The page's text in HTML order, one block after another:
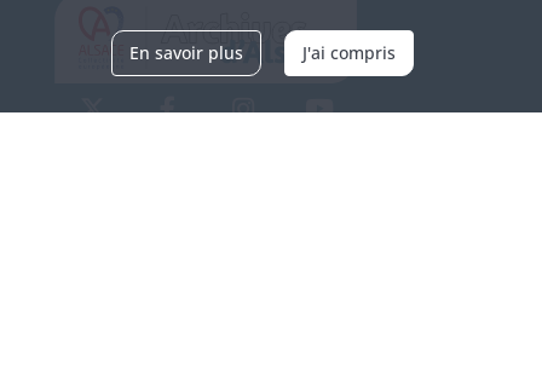
En savoir plus J'ai compris